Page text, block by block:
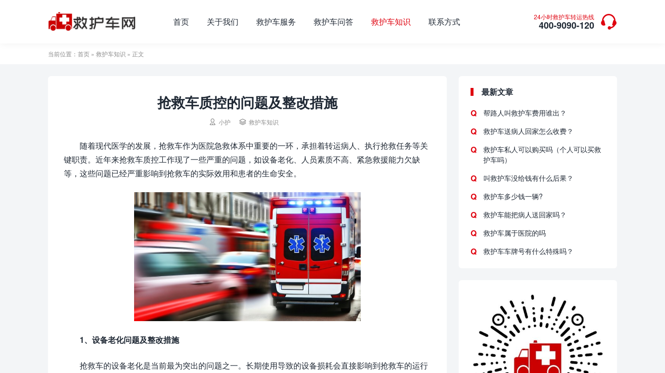
24小时救护车转运热线
400-9090-120 
首页 关于我们 救护车服务 救护车问答 救护车知识 联系方式
当前位置： 首页 » 救护车知识 » 正文
抢救车质控的问题及整改措施
 小护  救护车知识
随着现代医学的发展，抢救车作为医院急救体系中重要的一环，承担着转运病人、执行抢救任务等关
键职责。近年来抢救车质控工作现了一些严重的问题，如设备老化、人员素质不高、紧急救援能力欠缺
等，这些问题已经严重影响到抢救车的实际效用和患者的生命安全。
1、设备老化问题及整改措施
抢救车的设备老化是当前最为突出的问题之一。长期使用导致的设备损耗会直接影响到抢救车的运行
最新文章
帮路人叫救护车费用谁出？
救护车送病人回家怎么收费？
救护车私人可以购买吗（个人可以买救
护车吗）
叫救护车没给钱有什么后果？
救护车多少钱一辆?
救护车能把病人送回家吗？
救护车属于医院的吗
救护车车牌号有什么特殊吗？